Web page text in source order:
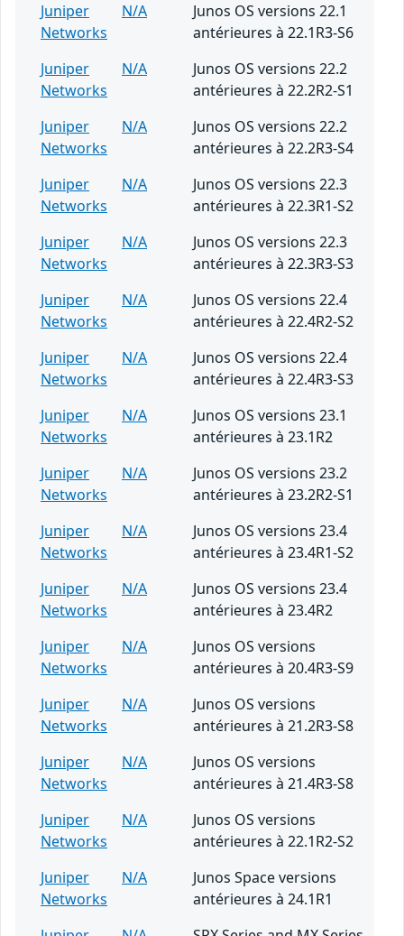
Juniper
Networks
N/A
Junos OS versions 22.1
antérieures à 22.1R3-S6
Juniper
Networks
N/A
Junos OS versions 22.2
antérieures à 22.2R2-S1
Juniper
Networks
N/A
Junos OS versions 22.2
antérieures à 22.2R3-S4
Juniper
Networks
N/A
Junos OS versions 22.3
antérieures à 22.3R1-S2
Juniper
Networks
N/A
Junos OS versions 22.3
antérieures à 22.3R3-S3
Juniper
Networks
N/A
Junos OS versions 22.4
antérieures à 22.4R2-S2
Juniper
Networks
N/A
Junos OS versions 22.4
antérieures à 22.4R3-S3
Juniper
Networks
N/A
Junos OS versions 23.1
antérieures à 23.1R2
Juniper
Networks
N/A
Junos OS versions 23.2
antérieures à 23.2R2-S1
Juniper
Networks
N/A
Junos OS versions 23.4
antérieures à 23.4R1-S2
Juniper
Networks
N/A
Junos OS versions 23.4
antérieures à 23.4R2
Juniper
Networks
N/A
Junos OS versions
antérieures à 20.4R3-S9
Juniper
Networks
N/A
Junos OS versions
antérieures à 21.2R3-S8
Juniper
Networks
N/A
Junos OS versions
antérieures à 21.4R3-S8
Juniper
Networks
N/A
Junos OS versions
antérieures à 22.1R2-S2
Juniper
Networks
N/A
Junos Space versions
antérieures à 24.1R1